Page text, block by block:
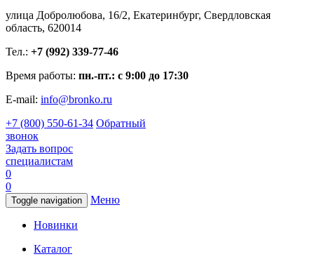
улица Добролюбова, 16/2, Екатеринбург, Свердловская
область, 620014
Тел.: +7 (992) 339-77-46
Время работы: пн.-пт.: с 9:00 до 17:30
E-mail: info@bronko.ru
+7 (800) 550-61-34 Обратный
звонок
Задать вопрос
специалистам
0
0
Toggle navigation Меню
Новинки
Каталог